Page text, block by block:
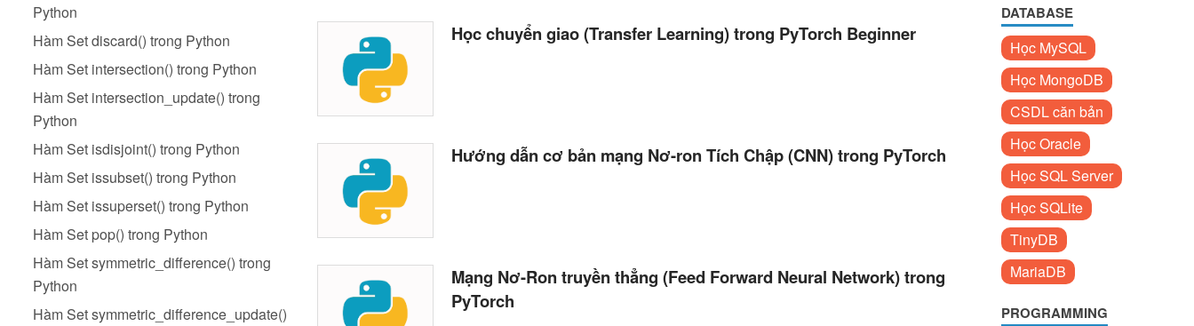
Python
Hàm Set discard() trong Python
Hàm Set intersection() trong Python
Hàm Set intersection_update() trong
Python
Hàm Set isdisjoint() trong Python
Hàm Set issubset() trong Python
Hàm Set issuperset() trong Python
Hàm Set pop() trong Python
Hàm Set symmetric_difference() trong
Python
Hàm Set symmetric_difference_update()
Học chuyển giao (Transfer Learning) trong PyTorch Beginner
Hướng dẫn cơ bản mạng Nơ-ron Tích Chập (CNN) trong PyTorch
Mạng Nơ-Ron truyền thẳng (Feed Forward Neural Network) trong
PyTorch
DATABASE
Học MySQL
Học MongoDB
CSDL căn bản
Học Oracle
Học SQL Server
Học SQLite
TinyDB
MariaDB
PROGRAMMING